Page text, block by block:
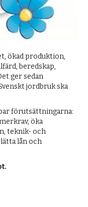
ökad produktion,
beredskap,
ger sedan
jordbruk ska
förutsättningarna:
öka
teknik- och
lån och